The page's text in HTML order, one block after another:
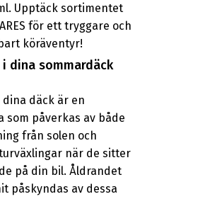
Upptäck sortimentet
för ett tryggare och
köräventyr!
i dina sommardäck
dina däck är en
som påverkas av både
från solen och
när de sitter
på din bil. Åldrandet
påskyndas av dessa